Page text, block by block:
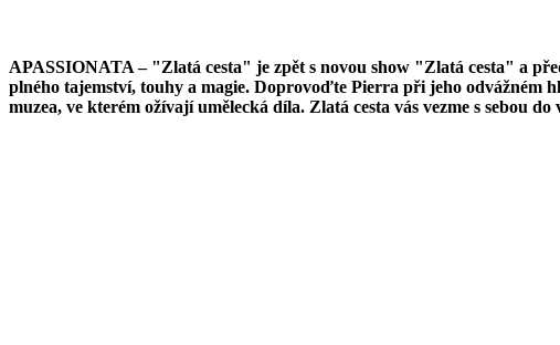
APASSIONATA – "Zlatá cesta" je zpět s novou show "Zlatá cesta" a
plného tajemství, touhy a magie. Doprovoďte Pierra při jeho odvážném
muzea, ve kterém ožívají umělecká díla. Zlatá cesta vás vezme s sebou